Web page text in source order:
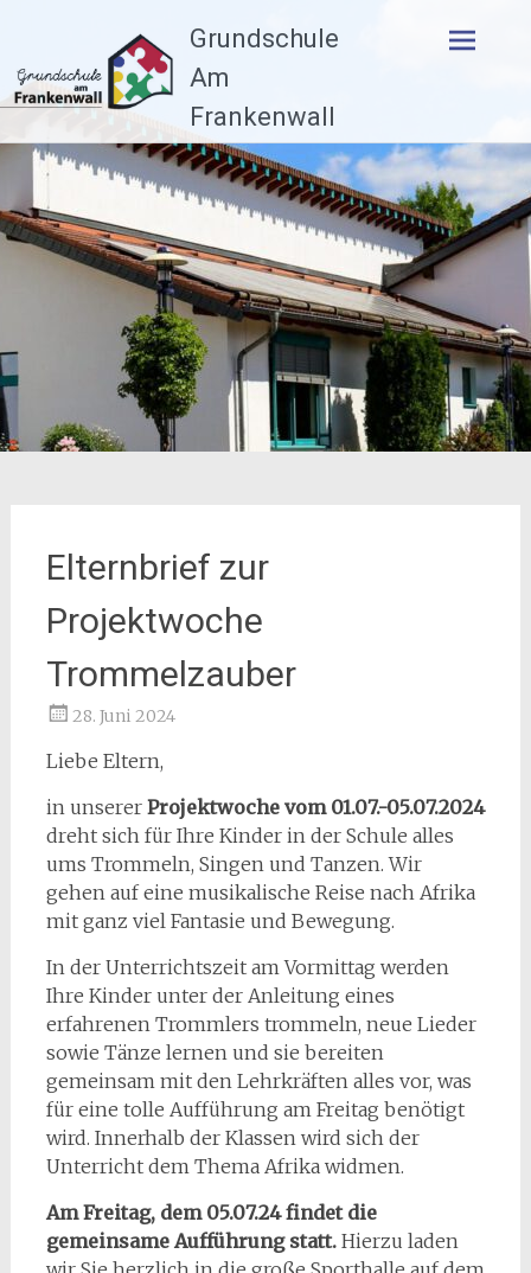
springen
Grundschule
Am
Frankenwall
Elternbrief zur
Projektwoche
Trommelzauber
28. Juni 2024
Liebe Eltern,
in unserer Projektwoche vom 01.07.-05.07.2024
dreht sich für Ihre Kinder in der Schule alles
ums Trommeln, Singen und Tanzen. Wir
gehen auf eine musikalische Reise nach Afrika
mit ganz viel Fantasie und Bewegung.
In der Unterrichtszeit am Vormittag werden
Ihre Kinder unter der Anleitung eines
erfahrenen Trommlers trommeln, neue Lieder
sowie Tänze lernen und sie bereiten
gemeinsam mit den Lehrkräften alles vor, was
für eine tolle Aufführung am Freitag benötigt
wird. Innerhalb der Klassen wird sich der
Unterricht dem Thema Afrika widmen.
Am Freitag, dem 05.07.24 findet die
gemeinsame Aufführung statt.Hierzu laden